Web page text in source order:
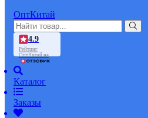
ОптКитай
4.9
Рейтинг
ОптКитай на
Каталог
Заказы